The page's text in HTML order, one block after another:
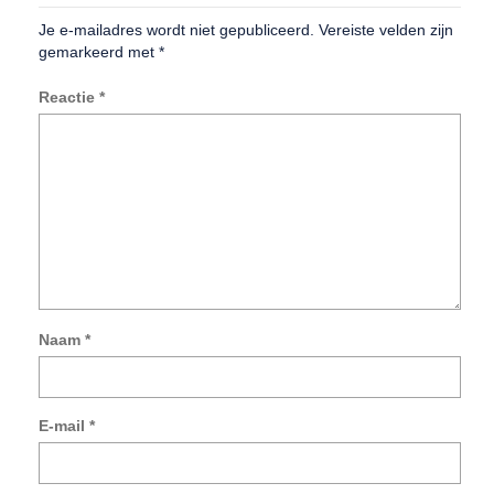
Je e-mailadres wordt niet gepubliceerd. Vereiste velden zijn
gemarkeerd met *
Reactie *
Naam *
E-mail *